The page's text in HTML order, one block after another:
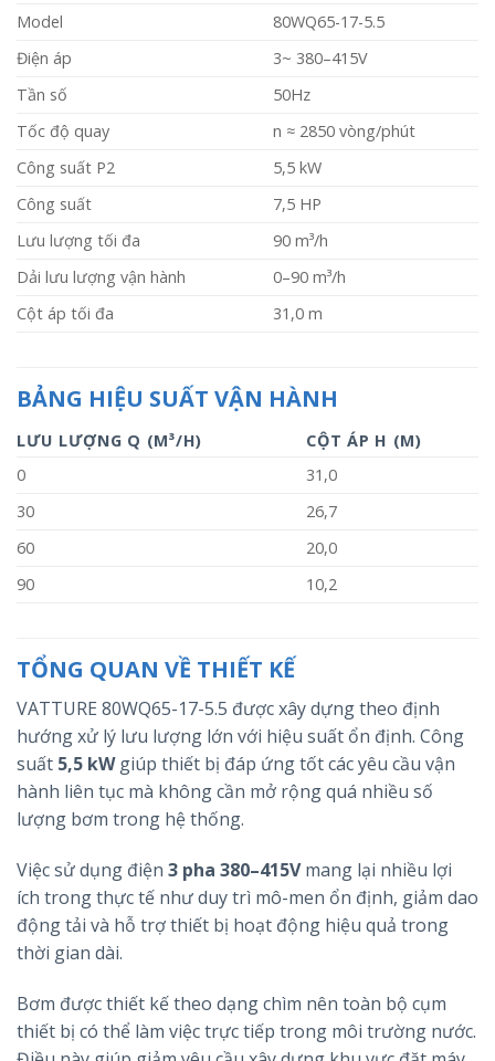
Model
80WQ65-17-5.5
Điện áp
3~ 380–415V
Tần số
50Hz
Tốc độ quay
n ≈ 2850 vòng/phút
Công suất P2
5,5 kW
Công suất
7,5 HP
Lưu lượng tối đa
90 m³/h
Dải lưu lượng vận hành
0–90 m³/h
Cột áp tối đa
31,0 m
BẢNG HIỆU SUẤT VẬN HÀNH
LƯU LƯỢNG Q (M³/H)
CỘT ÁP H (M)
0
31,0
30
26,7
60
20,0
90
10,2
TỔNG QUAN VỀ THIẾT KẾ
VATTURE 80WQ65-17-5.5 được xây dựng theo định
hướng xử lý lưu lượng lớn với hiệu suất ổn định. Công
suất 5,5 kWgiúp thiết bị đáp ứng tốt các yêu cầu vận
hành liên tục mà không cần mở rộng quá nhiều số
lượng bơm trong hệ thống.
Việc sử dụng điện 3 pha 380–415Vmang lại nhiều lợi
ích trong thực tế như duy trì mô-men ổn định, giảm dao
động tải và hỗ trợ thiết bị hoạt động hiệu quả trong
thời gian dài.
Bơm được thiết kế theo dạng chìm nên toàn bộ cụm
thiết bị có thể làm việc trực tiếp trong môi trường nước.